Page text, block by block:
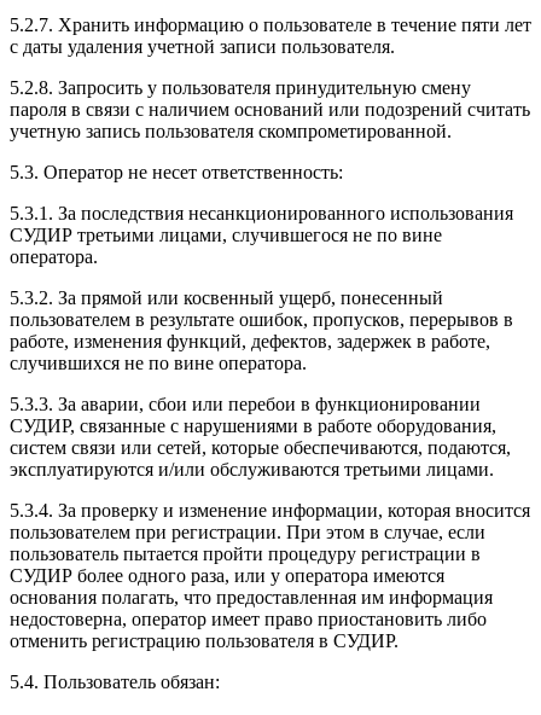
5.2.7. Хранить информацию о пользователе в течение пяти лет
с даты удаления учетной записи пользователя.
5.2.8. Запросить у пользователя принудительную смену
пароля в связи с наличием оснований или подозрений считать
учетную запись пользователя скомпрометированной.
5.3. Оператор не несет ответственность:
5.3.1. За последствия несанкционированного использования
СУДИР третьими лицами, случившегося не по вине
оператора.
5.3.2. За прямой или косвенный ущерб, понесенный
пользователем в результате ошибок, пропусков, перерывов в
работе, изменения функций, дефектов, задержек в работе,
случившихся не по вине оператора.
5.3.3. За аварии, сбои или перебои в функционировании
СУДИР, связанные с нарушениями в работе оборудования,
систем связи или сетей, которые обеспечиваются, подаются,
эксплуатируются и/или обслуживаются третьими лицами.
5.3.4. За проверку и изменение информации, которая вносится
пользователем при регистрации. При этом в случае, если
пользователь пытается пройти процедуру регистрации в
СУДИР более одного раза, или у оператора имеются
основания полагать, что предоставленная им информация
недостоверна, оператор имеет право приостановить либо
отменить регистрацию пользователя в СУДИР.
5.4. Пользователь обязан: